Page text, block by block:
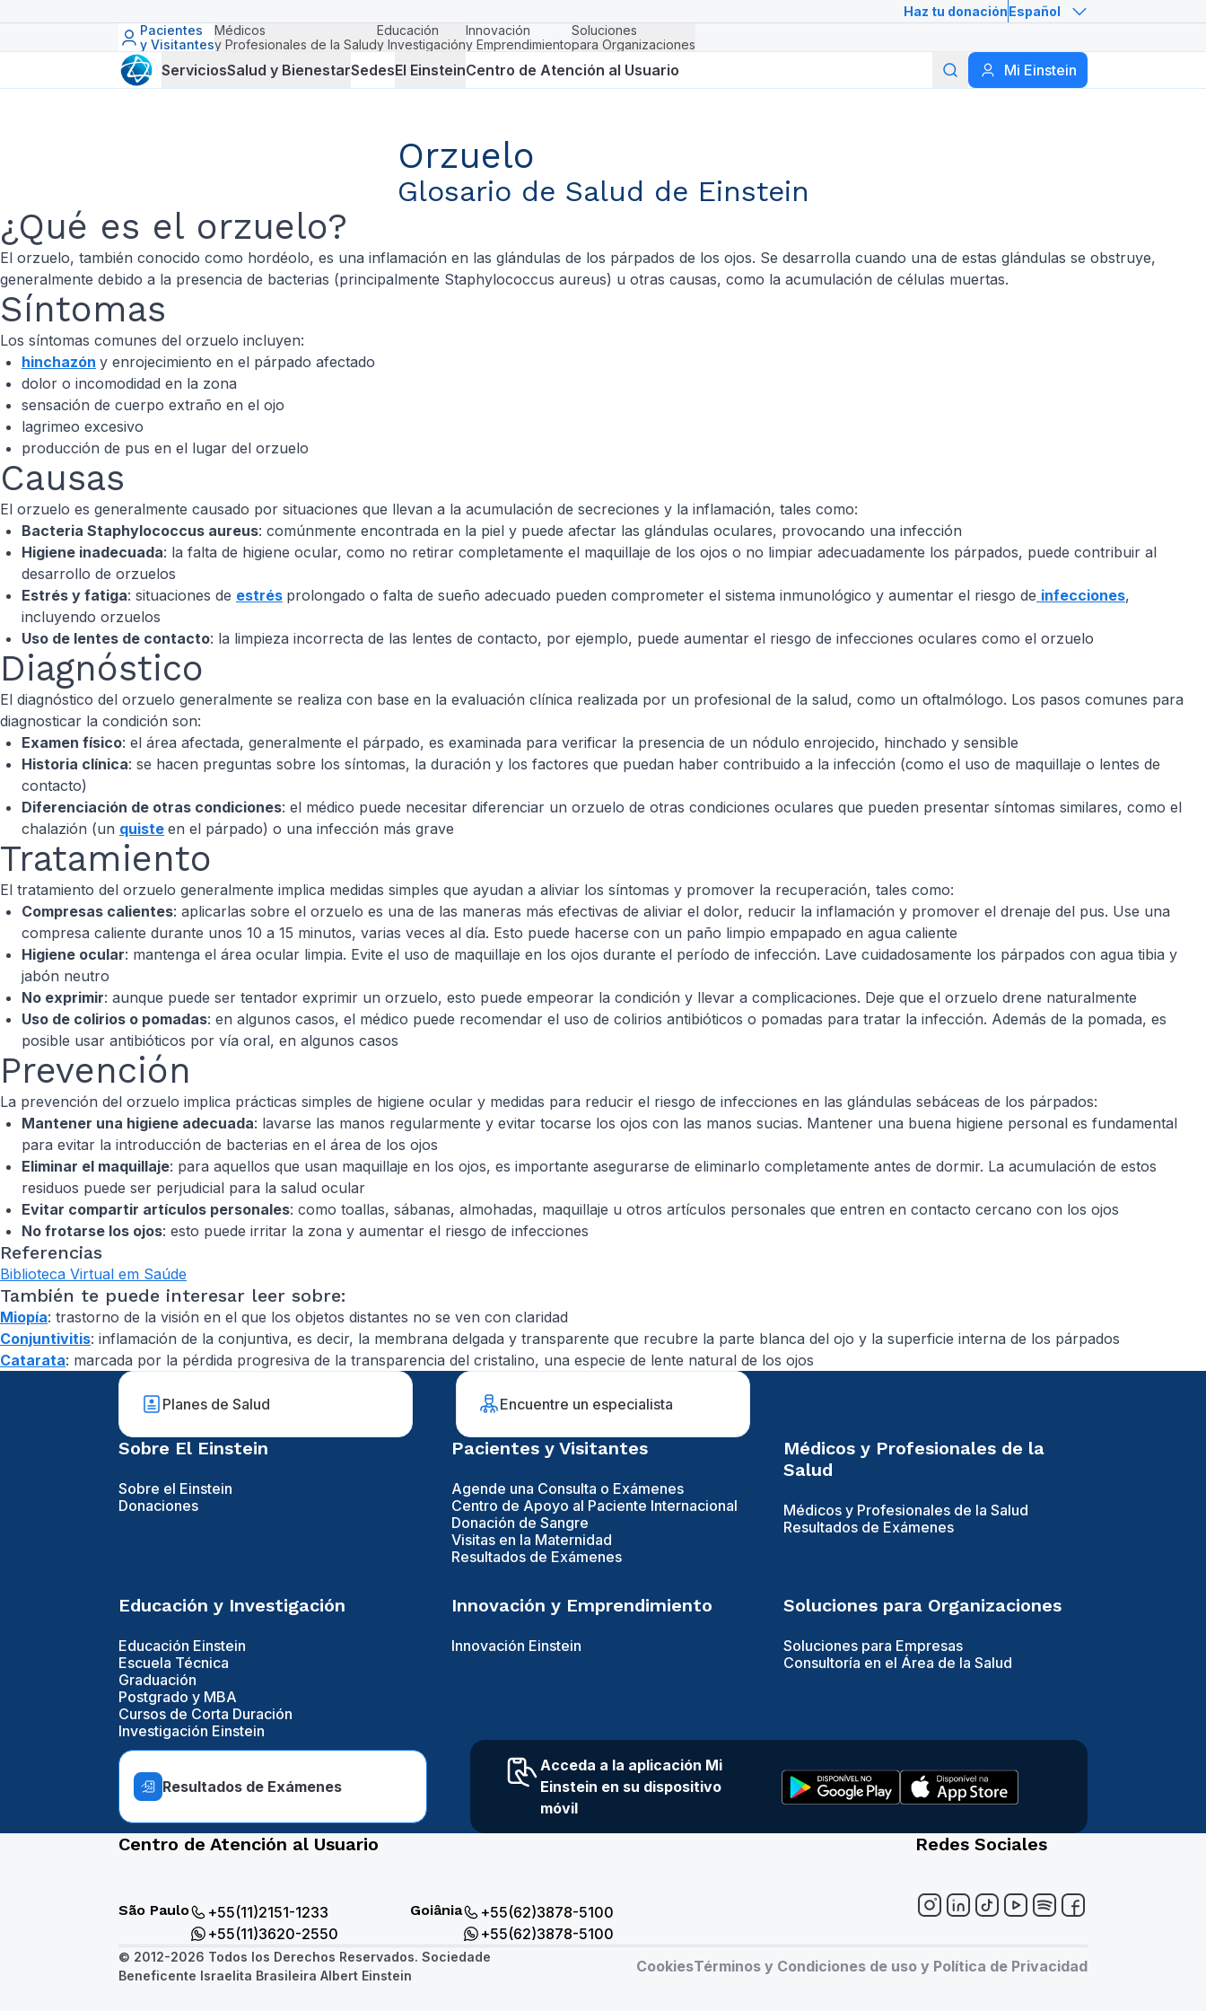
Haz tu donaciónEspañol
Pacientes
y Visitantes
Médicos
y Profesionales de la Salud
Educación
y Investigación
Innovación
y Emprendimiento
Soluciones
para Organizaciones
ServiciosSalud y BienestarSedesEl EinsteinCentro de Atención al Usuario Mi Einstein
Buscar
Orzuelo
Glosario de Salud de Einstein
¿Qué es el orzuelo?
El orzuelo, también conocido como hordéolo, es una inflamación en las glándulas de los párpados de los ojos. Se desarrolla cuando una de estas glándulas se obstruye,
generalmente debido a la presencia de bacterias (principalmente Staphylococcus aureus) u otras causas, como la acumulación de células muertas.
Síntomas
Los síntomas comunes del orzuelo incluyen:
hinchazón y enrojecimiento en el párpado afectado
dolor o incomodidad en la zona
sensación de cuerpo extraño en el ojo
lagrimeo excesivo
producción de pus en el lugar del orzuelo
Causas
El orzuelo es generalmente causado por situaciones que llevan a la acumulación de secreciones y la inflamación, tales como:
Bacteria Staphylococcus aureus: comúnmente encontrada en la piel y puede afectar las glándulas oculares, provocando una infección
Higiene inadecuada: la falta de higiene ocular, como no retirar completamente el maquillaje de los ojos o no limpiar adecuadamente los párpados, puede contribuir al
desarrollo de orzuelos
Estrés y fatiga: situaciones de estrés prolongado o falta de sueño adecuado pueden comprometer el sistema inmunológico y aumentar el riesgo de infecciones,
incluyendo orzuelos
Uso de lentes de contacto: la limpieza incorrecta de las lentes de contacto, por ejemplo, puede aumentar el riesgo de infecciones oculares como el orzuelo
Diagnóstico
El diagnóstico del orzuelo generalmente se realiza con base en la evaluación clínica realizada por un profesional de la salud, como un oftalmólogo. Los pasos comunes para
diagnosticar la condición son:
Examen físico: el área afectada, generalmente el párpado, es examinada para verificar la presencia de un nódulo enrojecido, hinchado y sensible
Historia clínica: se hacen preguntas sobre los síntomas, la duración y los factores que puedan haber contribuido a la infección (como el uso de maquillaje o lentes de
contacto)
Diferenciación de otras condiciones: el médico puede necesitar diferenciar un orzuelo de otras condiciones oculares que pueden presentar síntomas similares, como el
chalazión (un quiste en el párpado) o una infección más grave
Tratamiento
El tratamiento del orzuelo generalmente implica medidas simples que ayudan a aliviar los síntomas y promover la recuperación, tales como:
Compresas calientes: aplicarlas sobre el orzuelo es una de las maneras más efectivas de aliviar el dolor, reducir la inflamación y promover el drenaje del pus. Use una
compresa caliente durante unos 10 a 15 minutos, varias veces al día. Esto puede hacerse con un paño limpio empapado en agua caliente
Higiene ocular: mantenga el área ocular limpia. Evite el uso de maquillaje en los ojos durante el período de infección. Lave cuidadosamente los párpados con agua tibia y
jabón neutro
No exprimir: aunque puede ser tentador exprimir un orzuelo, esto puede empeorar la condición y llevar a complicaciones. Deje que el orzuelo drene naturalmente
Uso de colirios o pomadas: en algunos casos, el médico puede recomendar el uso de colirios antibióticos o pomadas para tratar la infección. Además de la pomada, es
posible usar antibióticos por vía oral, en algunos casos
Prevención
La prevención del orzuelo implica prácticas simples de higiene ocular y medidas para reducir el riesgo de infecciones en las glándulas sebáceas de los párpados:
Mantener una higiene adecuada: lavarse las manos regularmente y evitar tocarse los ojos con las manos sucias. Mantener una buena higiene personal es fundamental
para evitar la introducción de bacterias en el área de los ojos
Eliminar el maquillaje: para aquellos que usan maquillaje en los ojos, es importante asegurarse de eliminarlo completamente antes de dormir. La acumulación de estos
residuos puede ser perjudicial para la salud ocular
Evitar compartir artículos personales: como toallas, sábanas, almohadas, maquillaje u otros artículos personales que entren en contacto cercano con los ojos
No frotarse los ojos: esto puede irritar la zona y aumentar el riesgo de infecciones
Referencias
Biblioteca Virtual em Saúde
También te puede interesar leer sobre:
Miopía: trastorno de la visión en el que los objetos distantes no se ven con claridad
Conjuntivitis: inflamación de la conjuntiva, es decir, la membrana delgada y transparente que recubre la parte blanca del ojo y la superficie interna de los párpados
Catarata: marcada por la pérdida progresiva de la transparencia del cristalino, una especie de lente natural de los ojos
Planes de Salud Encuentre un especialista
Sobre El Einstein
Sobre el Einstein
Donaciones
Pacientes y Visitantes
Agende una Consulta o Exámenes
Centro de Apoyo al Paciente Internacional
Donación de Sangre
Visitas en la Maternidad
Resultados de Exámenes
Médicos y Profesionales de la
Salud
Médicos y Profesionales de la Salud
Resultados de Exámenes
Educación y Investigación
Educación Einstein
Escuela Técnica
Graduación
Postgrado y MBA
Cursos de Corta Duración
Investigación Einstein
Innovación y Emprendimiento
Innovación Einstein
Soluciones para Organizaciones
Soluciones para Empresas
Consultoría en el Área de la Salud
Resultados de Exámenes
Acceda a la aplicación Mi
Einstein en su dispositivo
móvil
Centro de Atención al Usuario
São Paulo
+55(11)2151-1233
+55(11)3620-2550
Goiânia
+55(62)3878-5100
+55(62)3878-5100
Redes Sociales
© 2012-2026 Todos los Derechos Reservados. Sociedade
Beneficente Israelita Brasileira Albert Einstein
CookiesTérminos y Condiciones de uso y Política de Privacidad